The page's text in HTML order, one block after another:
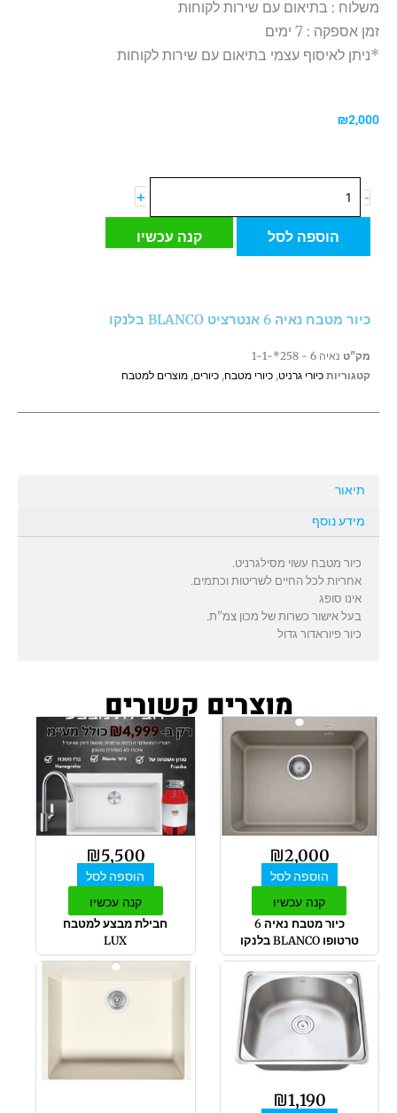
משלוח : בתיאום עם שירות לקוחות
זמן אספקה : 7 ימים
*ניתן לאיסוף עצמי בתיאום עם שירות לקוחות
₪2,000
-
של
מטבח
BLANCO
+
הוספה לסל קנה עכשיו
כיור מטבח נאיה 6 אנטרציט BLANCO בלנקו
מק"ט נאיה 6 - 258*-1-1
קטגוריות כיורי גרניט, כיורי מטבח, כיורים, מוצרים למטבח
תיאור
מידע נוסף
כיור מטבח עשוי מסילגרניט.
אחריות לכל החיים לשריטות וכתמים.
אינו סופג
בעל אישור כשרות של מכון צמ"ת.
כיור פיוראדור גדול
מוצרים קשורים
₪2,000
הוספה לסל
קנה עכשיו
כיור מטבח נאיה 6
טרטופו BLANCO בלנקו
₪5,500
הוספה לסל
קנה עכשיו
חבילת מבצע למטבח
LUX
₪1,190
למוצר
זה
יש
ניתן